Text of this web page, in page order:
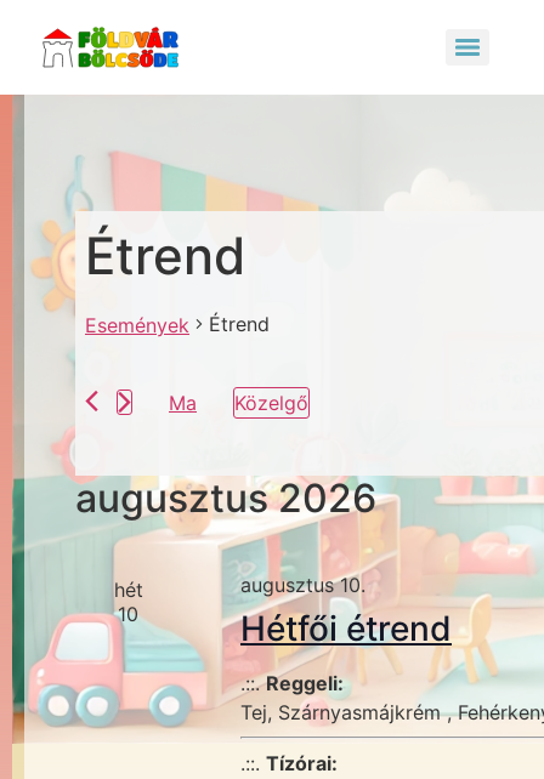
Étrend
Események Étrend
Ma
Közelgő
Dátum
augusztus 2026
hét
10
augusztus 10.
Hétfői étrend
.::.Reggeli:
Tej, Szárnyasmájkrém ,
.::. Tízórai: